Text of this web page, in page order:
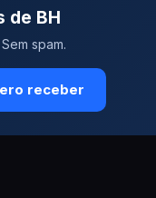
de BH
spam.
receber